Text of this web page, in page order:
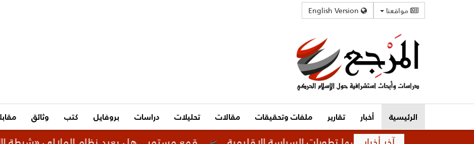
مواقعنا
الرئيسية أخبار تقارير ملفات وتحقيقات مقالات تحليلات دراسات بروفايل كتب وثائق